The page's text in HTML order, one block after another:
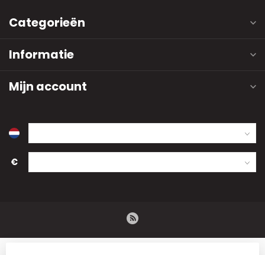
Categorieën
Informatie
Mijn account
€